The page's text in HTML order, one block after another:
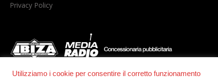
Privacy Policy
Utilizziamo i cookie per consentire il corretto funzionamento